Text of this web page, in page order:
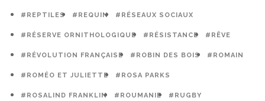
#REPTILES #REQUIN #RÉSEAUX SOCIAUX
#RÉSERVE ORNITHOLOGIQUE #RÉSISTANCE #RÊVE
#RÉVOLUTION FRANÇAISE #ROBIN DES BOIS #ROMAIN
#ROMÉO ET JULIETTE #ROSA PARKS
#ROSALIND FRANKLIN #ROUMANIE #RUGBY